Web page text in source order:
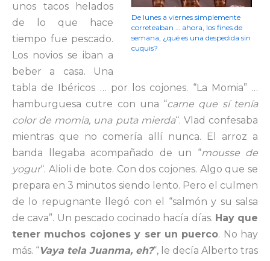
De lunes a viernes simplemente
correteaban … ahora, los fines de
semana, ¿qué es una despedida sin
cuquis?
unos tacos helados
de lo que hace
tiempo fue pescado.
Los novios se iban a
beber a casa. Una
tabla de Ibéricos … por los cojones. “La Momia” …
hamburguesa cutre con una “carne que sí tenía
color de momia, una puta mierda“. Vlad confesaba
mientras que no comería allí nunca. El arroz a
banda llegaba acompañado de un “mousse de
yogur“. Alioli de bote. Con dos cojones. Algo que se
prepara en 3 minutos siendo lento. Pero el culmen
de lo repugnante llegó con el “salmón y su salsa
de cava”. Un pescado cocinado hacía días. Hay que
tener muchos cojones y ser un puerco. No hay
más. “Vaya tela Juanma, eh?“, le decía Alberto tras